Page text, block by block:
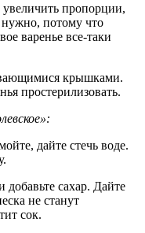
пропорции,
нужно, потому что
варенье все-таки
крышками.
простерилизовать.
дайте стечь воде.
сахар. Дайте
не станут
сок.